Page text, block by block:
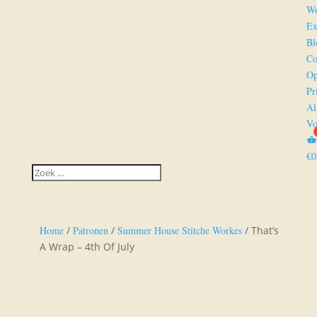
€
Home/ Patronen/ Summer House Stitche Workes/ That’s
A Wrap – 4th Of July